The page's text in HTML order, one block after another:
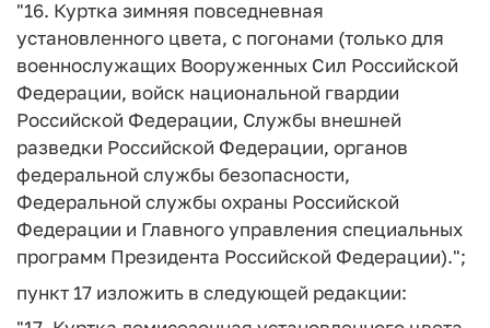
"16. Куртка зимняя повседневная
установленного цвета, с погонами (только для
военнослужащих Вооруженных Сил Российской
Федерации, войск национальной гвардии
Российской Федерации, Службы внешней
разведки Российской Федерации, органов
федеральной службы безопасности,
Федеральной службы охраны Российской
Федерации и Главного управления специальных
программ Президента Российской Федерации).";
пункт 17 изложить в следующей редакции: